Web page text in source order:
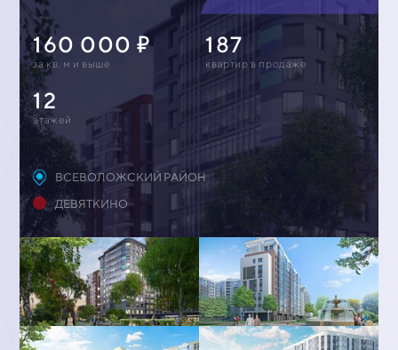
160 000
за кв. м и выше
187
квартир в продаже
12
этажей
ВСЕВОЛОЖСКИЙ РАЙОН
ДЕВЯТКИНО